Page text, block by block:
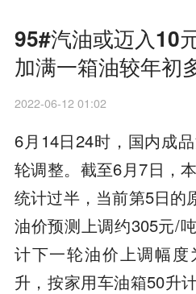
95#汽油或迈入10
加满一箱油较年初
2022-06-12 01:02
6月14日24时，国内成
轮调整。截至6月7日，
统计过半，当前第5日的
油价预测上调约305元/
计下一轮油价上调幅
升，按家用车油箱50升